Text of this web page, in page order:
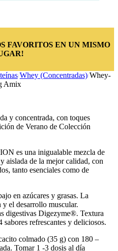
FAVORITOS EN UN MISMO
/Whey (Concentradas)/Whey-
Amix
y concentrada, con toques
de Verano de Colección
es una inigualable mezcla de
aislada de la mejor calidad, con
tanto esenciales como de
en azúcares y grasas. La
el desarrollo muscular.
digestivas Digezyme®. Textura
sabores refrescantes y deliciosos.
colmado (35 g) con 180 –
Tomar 1 -3 dosis al día